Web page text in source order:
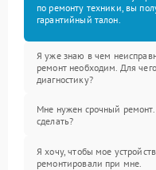
по ремонту техники, вы
гарантийный талон.
Я уже знаю в чем
ремонт необходим. Для
диагностику?
Мне нужен срочный
сделать?
Я хочу, чтобы мое
ремонтировали при мне.